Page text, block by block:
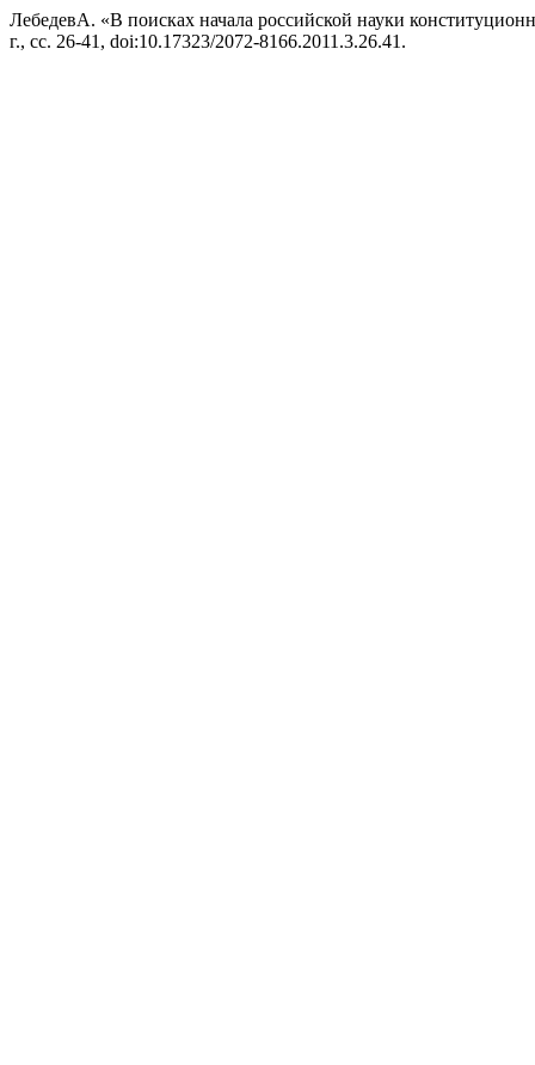
ЛебедевА. «В поисках начала российской науки
г., сс. 26-41, doi:10.17323/2072-8166.2011.3.26.41.